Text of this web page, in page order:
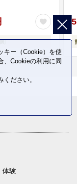
町
体験
キー（Cookie）を使
、Cookieの利用に同
ください。